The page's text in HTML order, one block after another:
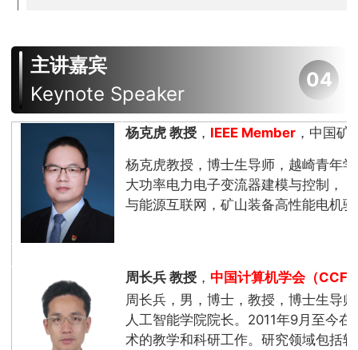
主讲嘉宾
Keynote Speaker
04
杨克虎 教授， IEEE Member，中国矿
杨克虎教授，博士生导师，越崎青年
大功率电力电子变流器建模与控制，
与能源互联网，矿山装备高性能电机
周长兵 教授， 中国计算机学会（CCF
周长兵，男，博士，教授，博士生导
人工智能学院院长。2011年9月至今
术的教学和科研工作。研究领域包括